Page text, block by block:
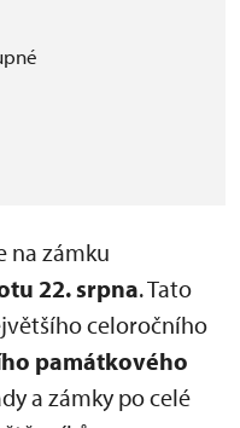
na zámku
22. srpna. Tato
celoročního
památkového
a zámky po celé